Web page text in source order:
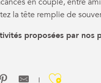
la tête remplie de
proposées par nos